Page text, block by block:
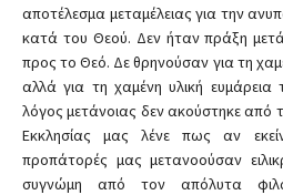
αποτέλεσμα μεταμέλειας για την
κατά του Θεού. Δεν ήταν πράξη
προς το Θεό. Δε θρηνούσαν για τη
αλλά για τη χαμένη υλική
λόγος μετάνοιας δεν ακούστηκε από
Εκκλησίας μας λένε πως αν
προπάτορές μας μετανοούσαν
συγνώμη από τον απόλυτα